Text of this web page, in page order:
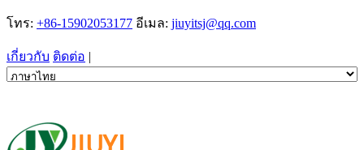
โทร: +86-15902053177 อีเมล: jiuyitsj@qq.com
เกี่ยวกับ ติดต่อ |